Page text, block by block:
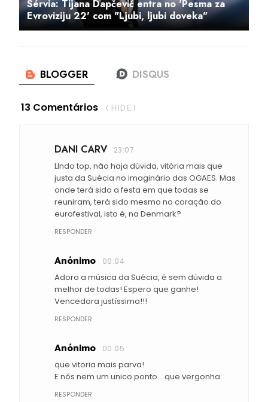
Sérvia: Tijana Dapčević entra no 'Pesma za
Evroviziju 22' com "Ljubi, ljubi doveka"
13 Comentários ( HIDE )
DANI CARV 23:07
LIndo top, não haja dúvida, vitória mais que
justa da Suécia no imaginário das OGAES. Mas
onde terá sido a festa em que todas se
reuniram, terá sido mesmo no coração do
eurofestival, isto é, na Denmark?
RESPONDER
Anónimo 00:04
Adoro a música da Suécia, é sem dúvida a
melhor de todas! Espero que ganhe!
Vencedora justíssima!!!
RESPONDER
Anónimo 00:05
que vitoria mais parva!
E nós nem um unico ponto... que vergonha
RESPONDER